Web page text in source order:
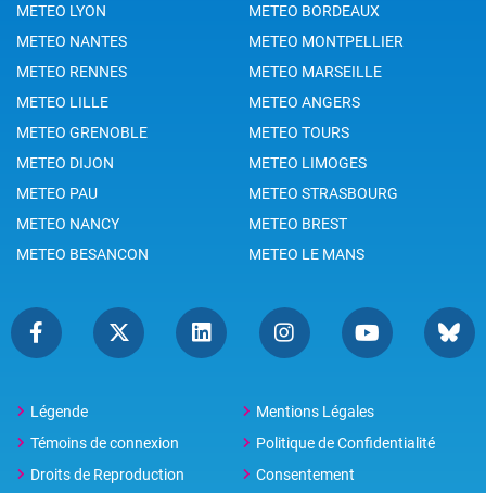
METEO LYON
METEO BORDEAUX
METEO NANTES
METEO MONTPELLIER
METEO RENNES
METEO MARSEILLE
METEO LILLE
METEO ANGERS
METEO GRENOBLE
METEO TOURS
METEO DIJON
METEO LIMOGES
METEO PAU
METEO STRASBOURG
METEO NANCY
METEO BREST
METEO BESANCON
METEO LE MANS
Légende
Mentions Légales
Témoins de connexion
Politique de Confidentialité
Droits de Reproduction
Consentement